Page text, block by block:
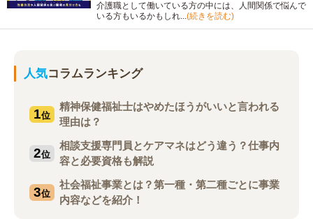
介護職として働いている方の中には、人間関係で悩んで
いる方もいるかもしれ...(続きを読む)
人気コラムランキング
1位
精神保健福祉士はやめたほうがいいと言われる
理由は？
2位
相談支援専門員とケアマネはどう違う？仕事内
容と必要資格も解説
3位
社会福祉事業とは？第一種・第二種ごとに事業
内容などを紹介！